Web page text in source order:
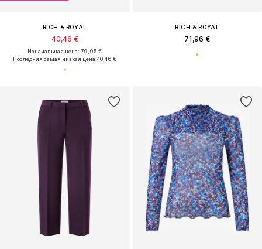
RICH & ROYAL
40,46 €
Изначальная цена: 79,95 €
Последняя самая низкая цена:40,46 €
RICH & ROYAL
71,96 €